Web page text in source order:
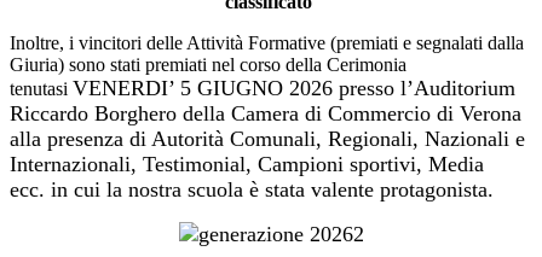
Inoltre, i vincitori delle Attività Formative (premiati e segnalati dalla
Giuria) sono stati premiati nel corso della Cerimonia
tenutasi VENERDI’ 5 GIUGNO 2026 presso l’Auditorium
Riccardo Borghero della Camera di Commercio di Verona
alla presenza di Autorità Comunali, Regionali, Nazionali e
Internazionali, Testimonial, Campioni sportivi, Media
ecc. in cui la nostra scuola è stata valente protagonista.